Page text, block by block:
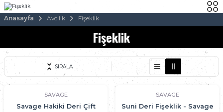
Anasayfa Avcılık Fişeklik
Fişeklik
SIRALA
SAVAGE
Savage Hakiki Deri Çift
SAVAGE
Suni Deri Fişeklik - Savage